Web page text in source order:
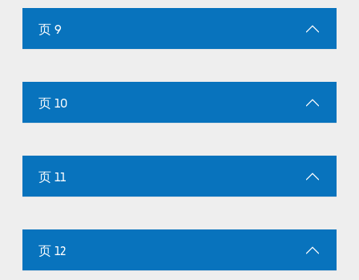
页 9
页 10
页 11
页 12